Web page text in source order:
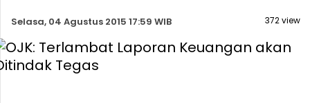
Selasa, 04 Agustus 2015 17:59 WIB 372 view